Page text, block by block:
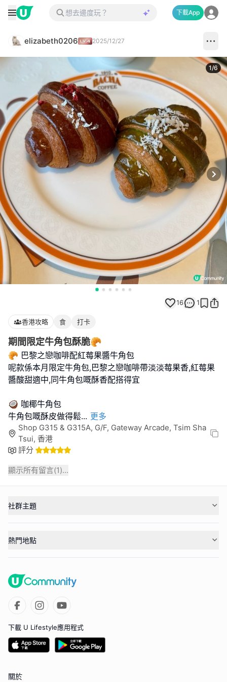
下載App
elizabeth0206 2025/12/27
1/6
16 1
香港攻略 食 打卡
期間限定牛角包酥脆🥐
🥐 巴黎之戀咖啡配紅莓果醬牛角包
呢款係本月限定牛角包,巴黎之戀咖啡帶淡淡莓果香,紅莓果
醬酸甜適中,同牛角包嘅酥香配搭得宜
🥥 咖椰牛角包
牛角包嘅酥皮做得鬆... 更多
Shop G315 & G315A, G/F, Gateway Arcade, Tsim Sha
Tsui, 香港
評分
顯示所有留言(1)...
社群主題
熱門地點
下載 U Lifestyle應用程式
關於